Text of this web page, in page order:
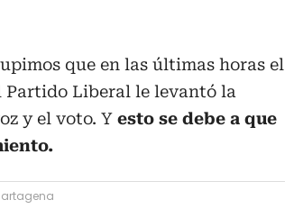
que en las últimas horas el
Partido Liberal le levantó la
y el voto. Y esto se debe a que